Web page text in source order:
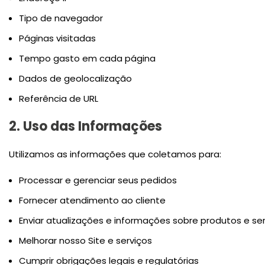
Tipo de navegador
Páginas visitadas
Tempo gasto em cada página
Dados de geolocalização
Referência de URL
2. Uso das Informações
Utilizamos as informações que coletamos para:
Processar e gerenciar seus pedidos
Fornecer atendimento ao cliente
Enviar atualizações e informações sobre produtos e
Melhorar nosso Site e serviços
Cumprir obrigações legais e regulatórias